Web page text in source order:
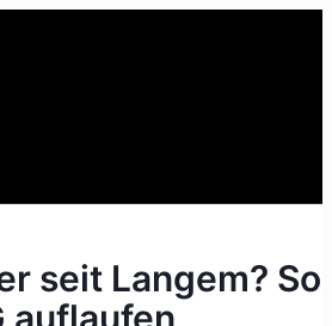
seit Langem? So